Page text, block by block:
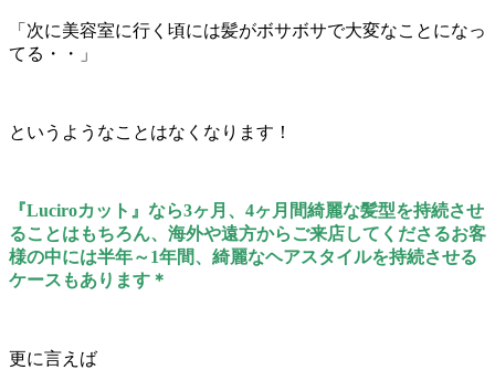
「次に美容室に行く頃には髪がボサボサで大変なことになっ
てる・・」
というようなことはなくなります！
『Luciroカット』なら3ヶ月、4ヶ月間綺麗な髪型を持続させ
ることはもちろん、海外や遠方からご来店してくださるお客
様の中には半年～1年間、綺麗なヘアスタイルを持続させる
ケースもあります＊
更に言えば